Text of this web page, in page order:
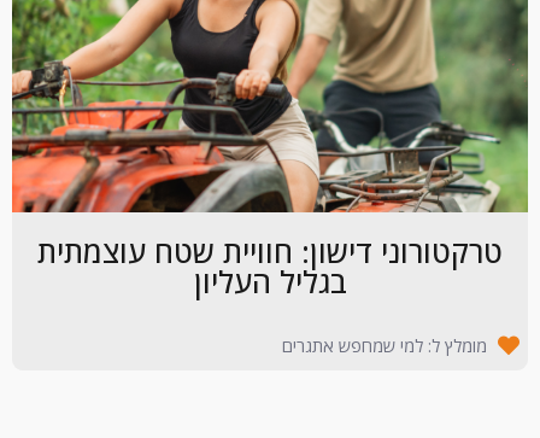
טרקטורוני דישון: חוויית שטח עוצמתית
בגליל העליון
מומלץ ל: למי שמחפש אתגרים